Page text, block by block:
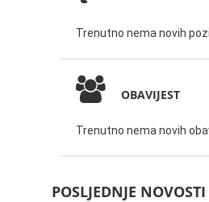
Trenutno nema novih
OBAVIJEST
Trenutno nema novih
POSLJEDNJE NOVOSTI